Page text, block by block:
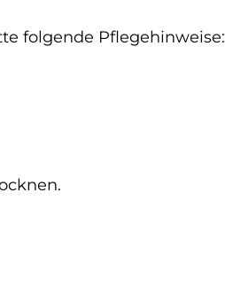
folgende Pflegehinweise: